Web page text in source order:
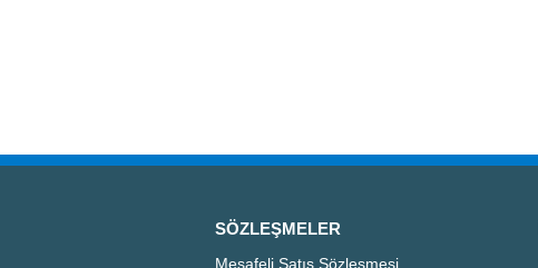
SÖZLEŞMELER
Mesafeli Satış Sözleşmesi